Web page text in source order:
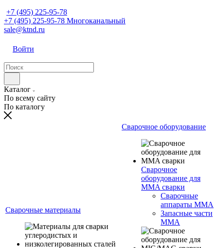
+7 (495) 225-95-78
+7 (495) 225-95-78 Многоканальный
sale@ktnd.ru
Войти
Каталог
По всему сайту
По каталогу
Сварочные материалы
Сварочное оборудование
Сварочное
оборудование для
MMA сварки
Сварочные
аппараты MMA
Запасные части
MMA